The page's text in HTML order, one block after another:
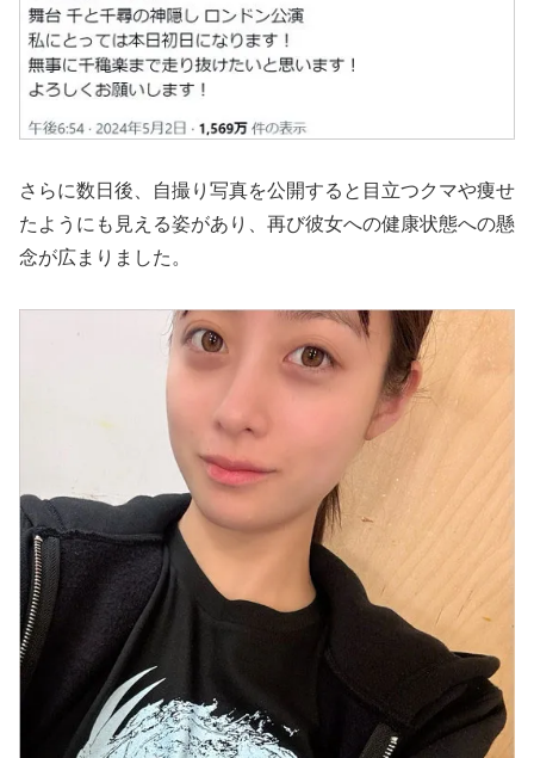
さらに数日後、自撮り写真を公開すると目立つクマや痩せ
たようにも見える姿があり、再び彼女への健康状態への懸
念が広まりました。